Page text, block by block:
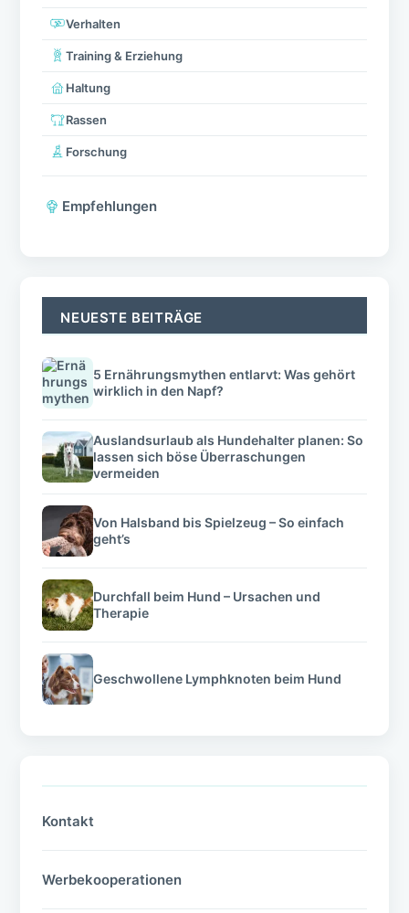
Verhalten
Training & Erziehung
Haltung
Rassen
Forschung
Empfehlungen
NEUESTE BEITRÄGE
5 Ernährungsmythen entlarvt: Was gehört
wirklich in den Napf?
Auslandsurlaub als Hundehalter planen: So
lassen sich böse Überraschungen
vermeiden
Von Halsband bis Spielzeug – So einfach
geht’s
Durchfall beim Hund – Ursachen und
Therapie
Geschwollene Lymphknoten beim Hund
Kontakt
Werbekooperationen